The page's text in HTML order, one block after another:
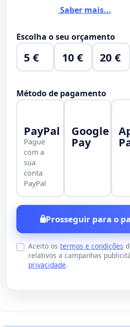
Saber mais...
Escolha o seu orçamento
5 € 10 € 20 €
Método de pagamento
PayPal
Pague
com a
sua
conta
PayPal
Google
Pay
Prosseguir para o
Aceito os termos e condições
relativos a campanhas
privacidade.